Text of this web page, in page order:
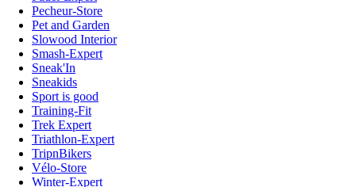
Pecheur-Store
Pet and Garden
Slowood Interior
Smash-Expert
Sneak'In
Sneakids
Sport is good
Training-Fit
Trek Expert
Triathlon-Expert
TripnBikers
Vélo-Store
Winter-Expert